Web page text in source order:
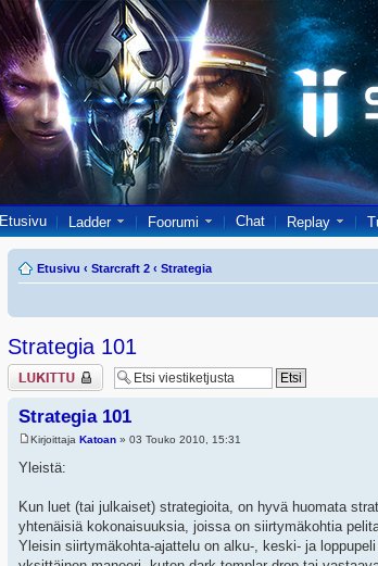
Etusivu Ladder Foorumi Chat Replay
Etusivu ‹ Starcraft 2 ‹ Strategia
Strategia 101
Viestiketju on
lukittu
Strategia 101
Kirjoittaja Katoan » 03 Touko 2010, 15:31
Yleistä:
Kun luet (tai julkaiset) strategioita, on hyvä huomata
yhtenäisiä kokonaisuuksia, joissa on siirtymäkohtia
Yleisin siirtymäkohta-ajattelu on alku-, keski- ja